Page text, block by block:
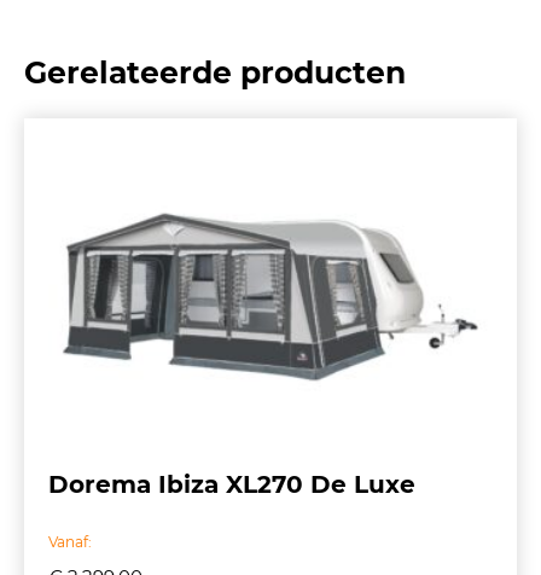
Gerelateerde producten
Dorema Ibiza XL270 De Luxe
Vanaf: